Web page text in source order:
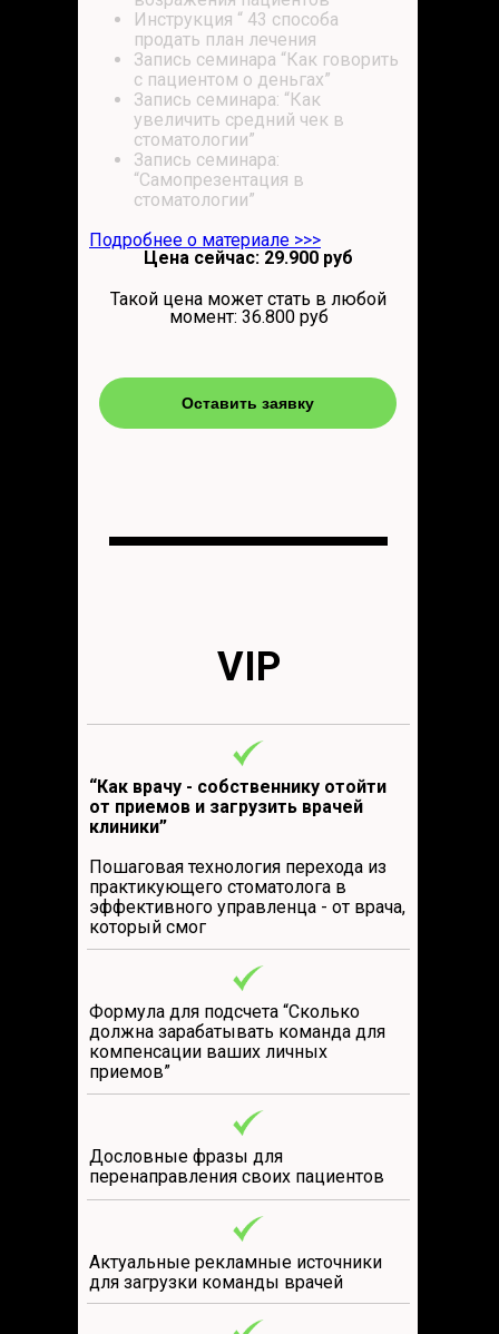
Цена сейчас: 29.900 руб
Оставить заявку
Инструкция “ 43 способа
продать план лечения
Запись семинара “Как говорить
с пациентом о деньгах”
Запись семинара: “Как
увеличить средний чек в
стоматологии”
Запись семинара:
“Самопрезентация в
стоматологии”
Подробнее о материале >>>
Такой цена может стать в любой
момент: 36.800 руб
“Как врачу - собственнику отойти
от приемов и загрузить врачей
клиники”
Пошаговая технология перехода из
практикующего стоматолога в
эффективного управленца - от врача,
который смог
VIP
Формула для подсчета “Сколько
должна зарабатывать команда для
компенсации ваших личных
приемов”
Дословные фразы для
перенаправления своих пациентов
Актуальные рекламные источники
для загрузки команды врачей